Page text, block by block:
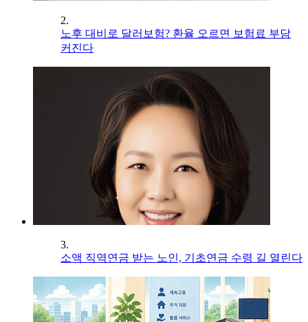
2.
노후 대비로 달러보험? 환율 오르면 보험료 부담
커진다
3.
소액 직역연금 받는 노인, 기초연금 수령 길 열린다